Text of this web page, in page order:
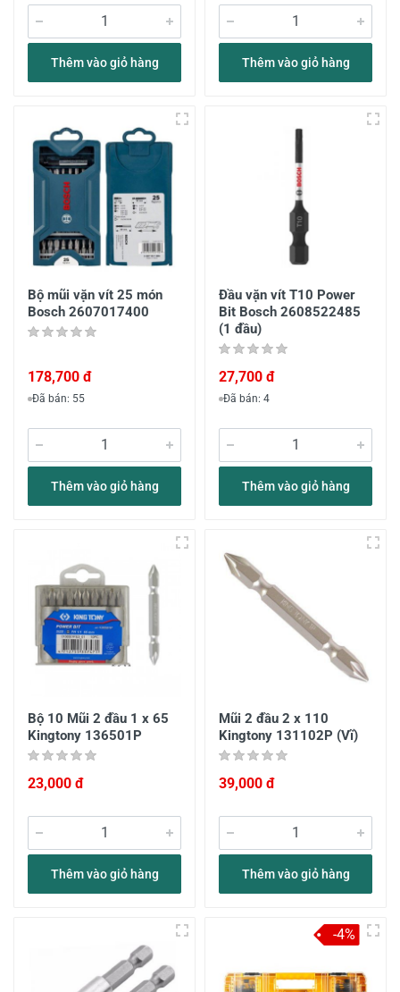
Thêm vào giỏ hàng Thêm vào giỏ hàng
Bộ mũi vặn vít 25 món
Bosch 2607017400
178,700 đ
Đã bán: 55
Thêm vào giỏ hàng
Đầu vặn vít T10 Power
Bit Bosch 2608522485
(1 đầu)
27,700 đ
Đã bán: 4
Thêm vào giỏ hàng
Bộ 10 Mũi 2 đầu 1 x 65
Kingtony 136501P
23,000 đ
Thêm vào giỏ hàng
Mũi 2 đầu 2 x 110
Kingtony 131102P (Vĩ)
39,000 đ
Thêm vào giỏ hàng
-4%